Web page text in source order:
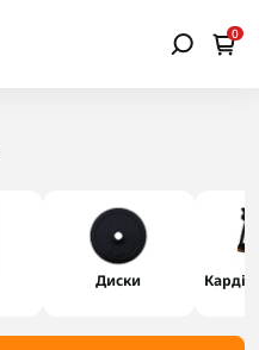
0
Диски